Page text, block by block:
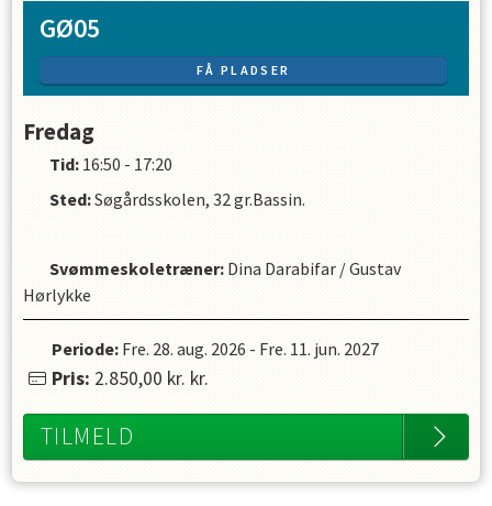
GØ05
FÅ PLADSER
Fredag
Tid: 16:50 - 17:20
Sted:Søgårdsskolen, 32 gr.Bassin.
Svømmeskoletræner: Dina Darabifar /Gustav
Hørlykke
Periode: Fre. 28. aug. 2026 - Fre. 11. jun. 2027
Pris: 2.850,00 kr. kr.
TILMELD